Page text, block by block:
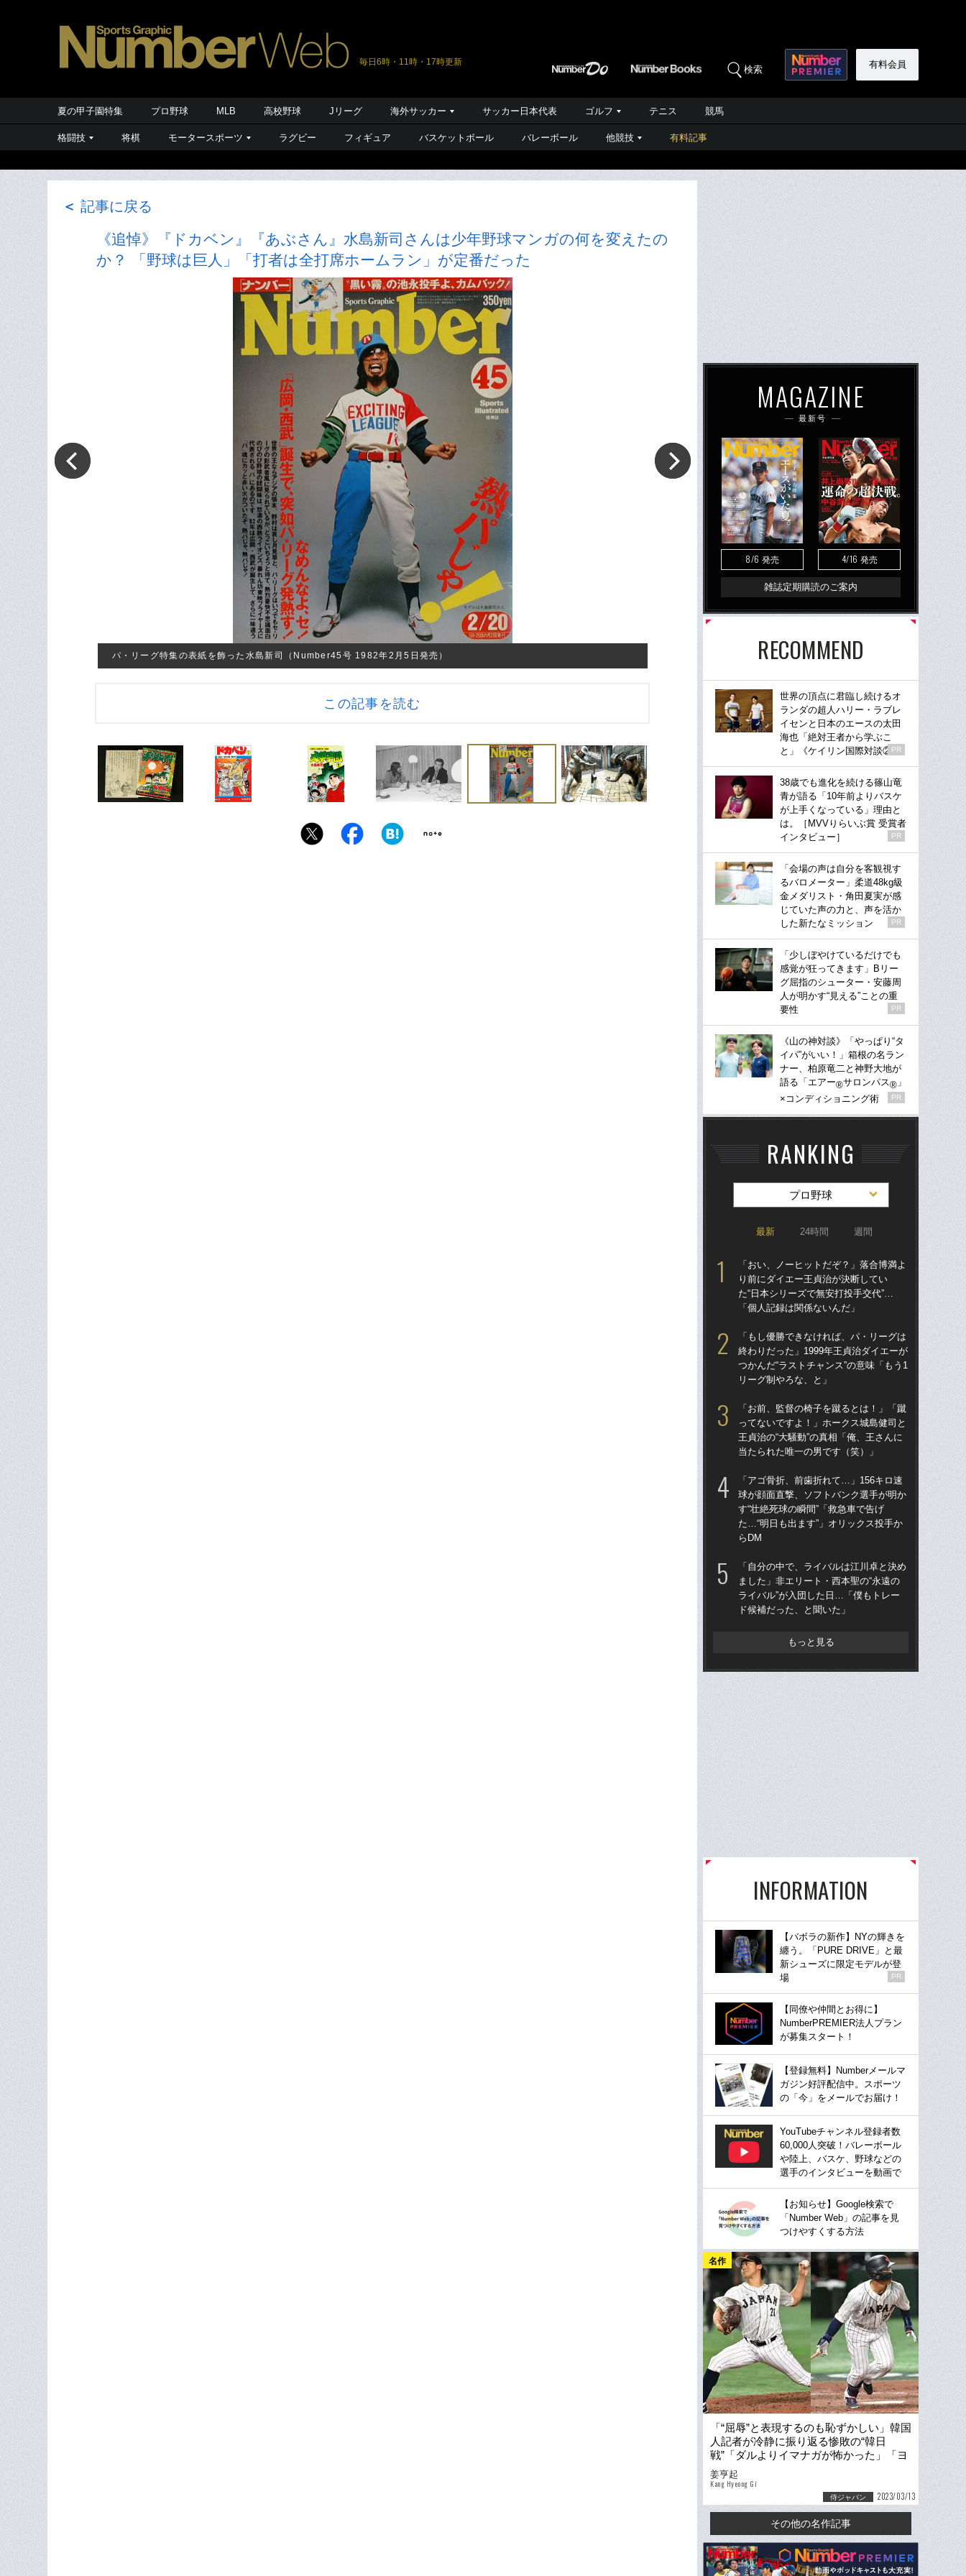
毎日6時・11時・17時更新
検索 有料会員
夏の甲子園特集 プロ野球 MLB 高校野球 Jリーグ 海外サッカー サッカー日本代表 ゴルフ テニス 競馬
格闘技 将棋 モータースポーツ ラグビー フィギュア バスケットボール バレーボール 他競技 有料記事
＜ 記事に戻る
《追悼》『ドカベン』『あぶさん』水島新司さんは少年野球マンガの何を変えたの
か？ 「野球は巨人」「打者は全打席ホームラン」が定番だった
パ・リーグ特集の表紙を飾った水島新司（Number45号 1982年2月5日発売）
この記事を読む
MAGAZINE
最新号
8/6 発売 4/16 発売
雑誌定期購読のご案内
RECOMMEND
世界の頂点に君臨し続けるオ
ランダの超人ハリー・ラブレ
イセンと日本のエースの太田
海也「絶対王者から学ぶこ
と」《ケイリン国際対談②》
PR
38歳でも進化を続ける篠山竜
青が語る「10年前よりバスケ
が上手くなっている」理由と
は。［MVVりらいぶ賞 受賞者
インタビュー］
PR
「会場の声は自分を客観視す
るバロメーター」柔道48kg級
金メダリスト・角田夏実が感
じていた声の力と、声を活か
した新たなミッション
PR
「少しぼやけているだけでも
感覚が狂ってきます」Bリー
グ屈指のシューター・安藤周
人が明かす“見える”ことの重
要性
PR
《山の神対談》「やっぱり“タ
イパ”がいい！」箱根の名ラン
ナー、柏原竜二と神野大地が
語る「エアー®サロンパス® 」
×コンディショニング術
PR
RANKING
プロ野球
最新 24時間 週間
「おい、ノーヒットだぞ？」落合博満よ
り前にダイエー王貞治が決断してい
た“日本シリーズで無安打投手交代”…
「個人記録は関係ないんだ」
「もし優勝できなければ、パ・リーグは
終わりだった」1999年王貞治ダイエーが
つかんだ“ラストチャンス”の意味「もう1
リーグ制やろな、と」
「お前、監督の椅子を蹴るとは！」「蹴
ってないですよ！」ホークス城島健司と
王貞治の“大騒動”の真相「俺、王さんに
当たられた唯一の男です（笑）」
「アゴ骨折、前歯折れて…」156キロ速
球が顔面直撃、ソフトバンク選手が明か
す“壮絶死球の瞬間”「救急車で告げ
た…“明日も出ます”」オリックス投手か
らDM
「自分の中で、ライバルは江川卓と決め
ました」非エリート・西本聖の“永遠の
ライバル”が入団した日…「僕もトレー
ド候補だった、と聞いた」
もっと見る
INFORMATION
【バボラの新作】NYの輝きを
纏う。「PURE DRIVE」と最
新シューズに限定モデルが登
場
PR
【同僚や仲間とお得に】
NumberPREMIER法人プラン
が募集スタート！
【登録無料】Numberメールマ
ガジン好評配信中。スポーツ
の「今」をメールでお届け！
YouTubeチャンネル登録者数
60,000人突破！バレーボール
や陸上、バスケ、野球などの
選手のインタビューを動画で
【お知らせ】Google検索で
「Number Web」の記事を見
つけやすくする方法
名作
「“屈辱”と表現するのも恥ずかしい」韓国
人記者が冷静に振り返る惨敗の“韓日
戦”「ダルよりイマナガが怖かった」「ヨ
シダ“大型投資”の理由がわかった」
姜亨起
Kang Hyeong Gi
侍ジャパン 2023/03/13
その他の名作記事